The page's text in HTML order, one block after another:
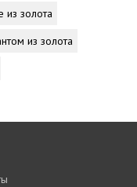
из золота
из золота